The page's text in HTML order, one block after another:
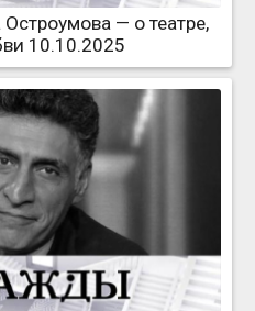
— о театре,
10.10.2025